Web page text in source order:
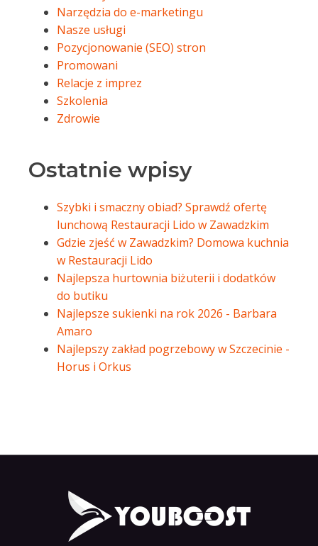
Narzędzia do e-marketingu
Nasze usługi
Pozycjonowanie (SEO) stron
Promowani
Relacje z imprez
Szkolenia
Zdrowie
Ostatnie wpisy
Szybki i smaczny obiad? Sprawdź ofertę
lunchową Restauracji Lido w Zawadzkim
Gdzie zjeść w Zawadzkim? Domowa kuchnia
w Restauracji Lido
Najlepsza hurtownia biżuterii i dodatków
do butiku
Najlepsze sukienki na rok 2026 - Barbara
Amaro
Najlepszy zakład pogrzebowy w Szczecinie -
Horus i Orkus